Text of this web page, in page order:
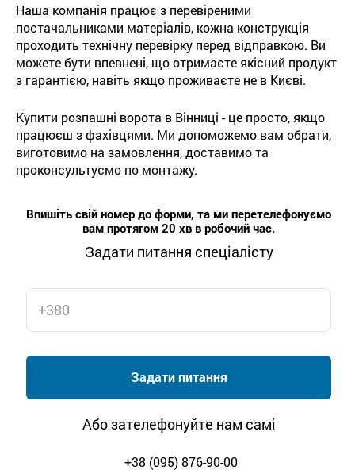
Наша компанія працює з перевіреними
постачальниками матеріалів, кожна конструкція
проходить технічну перевірку перед відправкою. Ви
можете бути впевнені, що отримаєте якісний продукт
з гарантією, навіть якщо проживаєте не в Києві.
Купити розпашні ворота в Вінниці - це просто, якщо
працюєш з фахівцями. Ми допоможемо вам обрати,
виготовимо на замовлення, доставимо та
проконсультуємо по монтажу.
Впишіть свій номер до форми, та ми перетелефонуємо
вам протягом 20 хв в робочий час.
Задати питання спеціалісту
Або зателефонуйте нам самі
+38 (095) 876-90-00
Задати питання